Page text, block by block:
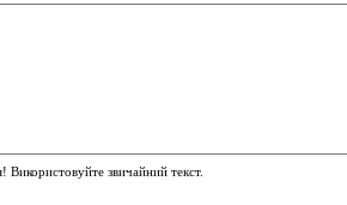
звичайний текст.